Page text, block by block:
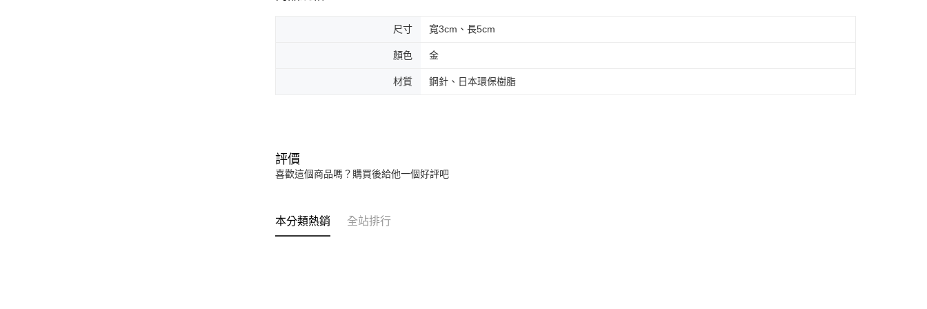
尺寸 寬3cm、長5cm
顏色 金
材質 鋼針、日本環保樹脂
評價
喜歡這個商品嗎？購買後給他一個好評吧
本分類熱銷 全站排行